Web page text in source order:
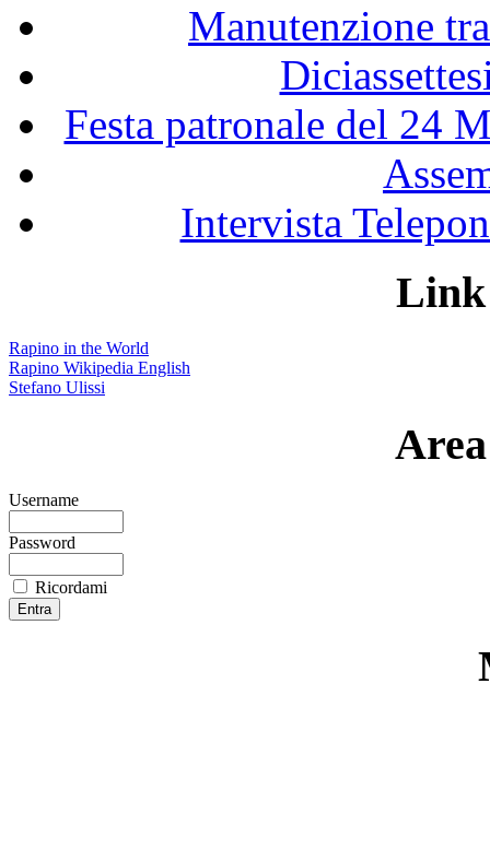
Manutenzione
Festa patronale del 24
Intervista
Link
Rapino in the World
Rapino Wikipedia English
Stefano Ulissi
Username
Password
Ricordami